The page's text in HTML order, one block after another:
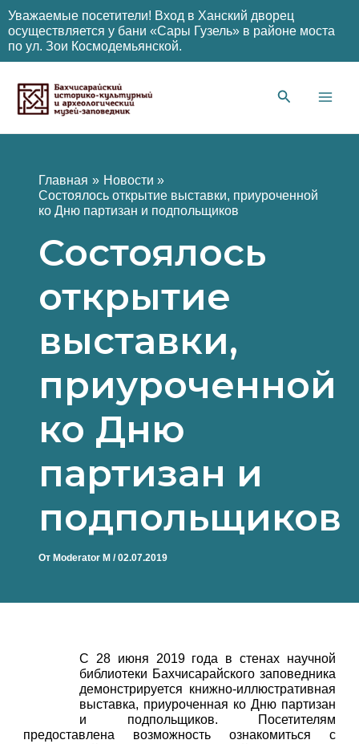
Уважаемые посетители! Вход в Ханский дворец
осуществляется у бани «Сары Гузель» в районе моста
по ул. Зои Космодемьянской.
содержимому
Главная
Новости
Состоялось открытие выставки, приуроченной
ко Дню партизан и подпольщиков
Состоялось
открытие
выставки,
приуроченной
ко Дню
партизан и
подпольщиков
От Moderator M /02.07.2019
С 28 июня 2019 года в стенах научной
библиотеки Бахчисарайского заповедника
демонстрируется книжно-иллюстративная
выставка, приуроченная ко Дню партизан
и подпольщиков. Посетителям
предоставлена возможность ознакомиться с